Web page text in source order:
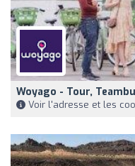
Woyago - Tour,
Voir l'adresse et les